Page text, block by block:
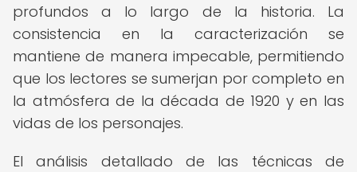
profundos a lo largo de la historia. La
consistencia en la caracterización se
mantiene de manera impecable, permitiendo
que los lectores se sumerjan por completo en
la atmósfera de la década de 1920 y en las
vidas de los personajes.
El análisis detallado de las técnicas de